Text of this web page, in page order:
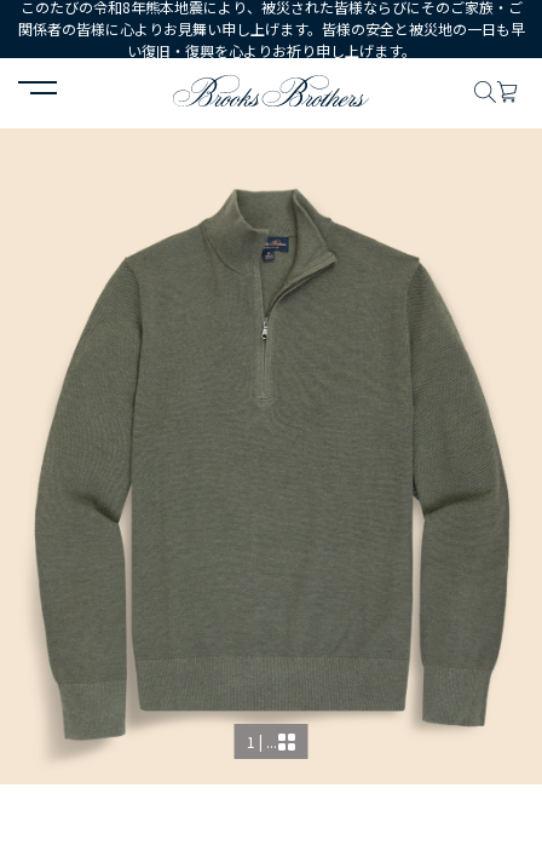
このたびの令和8年熊本地震により、被災された皆様ならびにそのご家族・ご
関係者の皆様に心よりお見舞い申し上げます。皆様の安全と被災地の一日も早
い復旧・復興を心よりお祈り申し上げます。
HOME ウェア トップス セーター スーピマコットン
1 | ...